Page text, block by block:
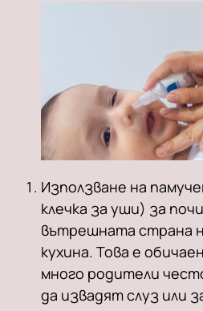
Използване на
клечка за уши) за
вътрешната страна
кухина. Това е
много родители
да извадят слуз или